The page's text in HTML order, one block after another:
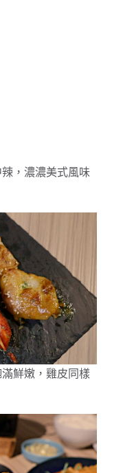
，濃濃美式風味
鮮嫩，雞皮同樣